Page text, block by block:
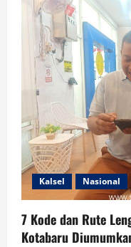
Kalsel Nasional
7 Kode dan Rute
Kotabaru